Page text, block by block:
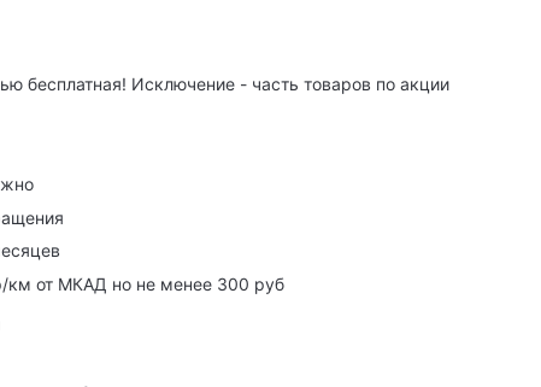
бесплатная! Исключение - часть товаров по акции
км от МКАД но не менее 300 руб